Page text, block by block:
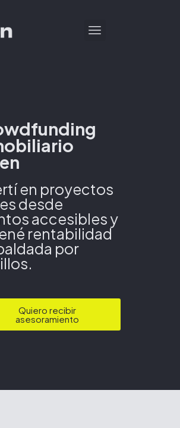
en proyectos
desde
accesibles y
rentabilidad
por
Quiero recibir
asesoramiento